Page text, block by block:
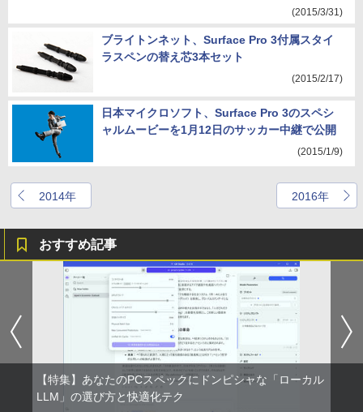
(2015/3/31)
ブライトンネット、Surface Pro 3付属スタイ
ラスペンの替え芯3本セット
(2015/2/17)
日本マイクロソフト、Surface Pro 3のスペシ
ャルムービーを1月12日のサッカー中継で公開
(2015/1/9)
2014年 2016年
おすすめ記事
【特集】あなたのPCスペックにドンピシャな「ローカル
LLM」の選び方と快適化テク